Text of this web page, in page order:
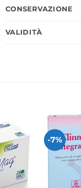
CONSERVAZIONE
VALIDITÀ
-7%